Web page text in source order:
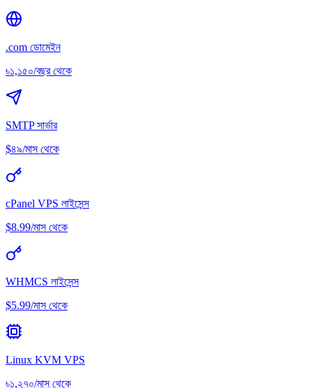
.com ডোমেইন
৳১,১৫০/বছর থেকে
SMTP সার্ভার
$৪৯/মাস থেকে
cPanel VPS লাইসেন্স
$8.99/মাস থেকে
WHMCS লাইসেন্স
$5.99/মাস থেকে
Linux KVM VPS
৳১,২৭০/মাস থেকে